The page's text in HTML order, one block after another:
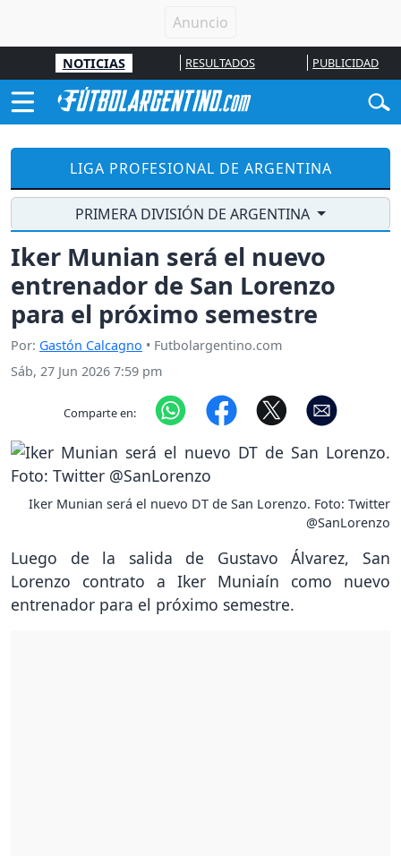
NOTICIAS RESULTADOS PUBLICIDAD
LIGA PROFESIONAL DE ARGENTINA
PRIMERA DIVISIÓN DE ARGENTINA
Iker Munian será el nuevo
entrenador de San Lorenzo
para el próximo semestre
Por: Gastón Calcagno • Futbolargentino.com
Sáb, 27 Jun 2026 7:59 pm
Comparte en:
Iker Munian será el nuevo DT de San Lorenzo. Foto: Twitter
@SanLorenzo
Luego de la salida de Gustavo Álvarez, San
Lorenzo contrato a Iker Muniaín como nuevo
entrenador para el próximo semestre.